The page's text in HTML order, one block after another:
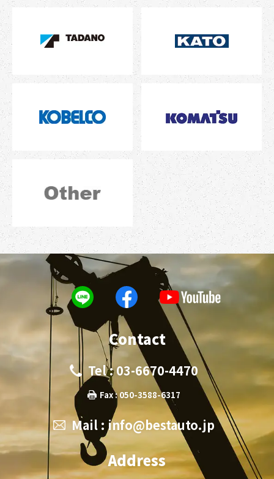
Contact
Tel : 03-6670-4470
Fax : 050-3588-6317
Mail : info@bestauto.jp
Address